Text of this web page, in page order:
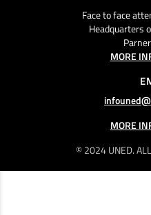
© 2024 UNED.
Face to face
Headquarters
MORE
MORE